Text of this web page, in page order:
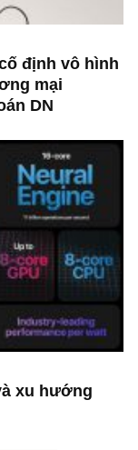
cố định vô
toán DN